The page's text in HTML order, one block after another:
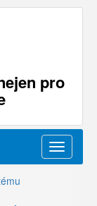
pro
Menu